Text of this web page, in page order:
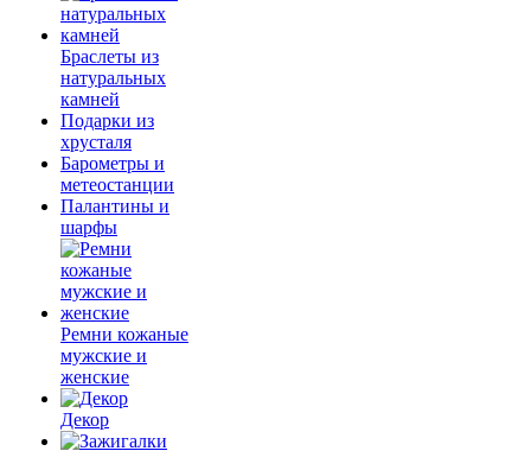
Браслеты из
натуральных
камней
Подарки из
хрусталя
Барометры и
метеостанции
Палантины и
шарфы
Ремни кожаные
мужские и
женские
Декор